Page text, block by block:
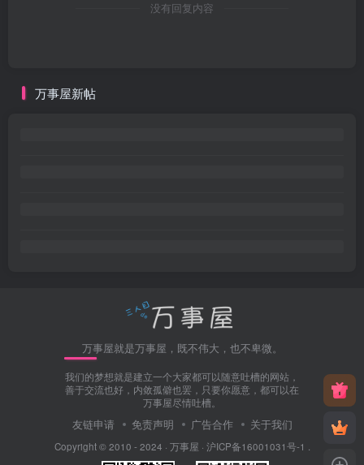
没有回复内容
万事屋新帖
万事屋就是万事屋，既不伟大，也不卑微。
我们的梦想就是建立一个大家都可以随意吐槽的网站，
善于交流也好，内敛孤僻也罢，只要你愿意，都可以在
万事屋尽情吐槽。
友链申请 免责声明 广告合作 关于我们
Copyright © 2010 - 2024 · 万事屋 · 沪ICP备16001031号-1